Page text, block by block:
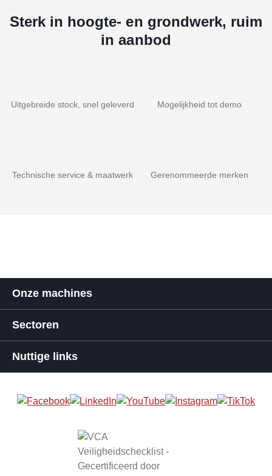
Sterk in hoogte- en grondwerk, ruim
in aanbod
Uitgebreide stock, snel geleverd Mogelijkheid tot demo
Technische service & maatwerk Gerenommeerde merken
Onze machines
Sectoren
Nuttige links